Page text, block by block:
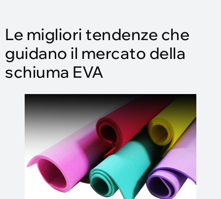
Le migliori tendenze che
guidano il mercato della
schiuma EVA